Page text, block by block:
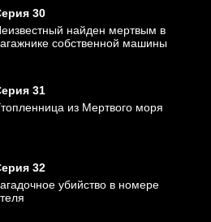
30
найден мертвым в
собственной машины
31
из Мертвого моря
32
убийство в номере